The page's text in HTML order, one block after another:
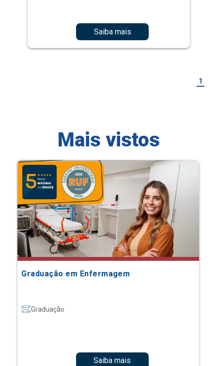
Saiba mais
1
Mais vistos
Graduação em Enfermagem
Graduação
Saiba mais